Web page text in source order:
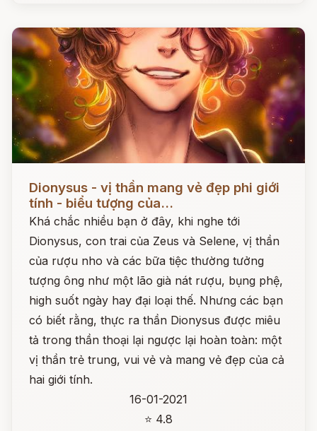
Dionysus - vị thần mang vẻ đẹp phi giới
tính - biểu tượng của...
Khá chắc nhiều bạn ở đây, khi nghe tới
Dionysus, con trai của Zeus và Selene, vị thần
của rượu nho và các bữa tiệc thường tưởng
tượng ông như một lão già nát rượu, bụng phệ,
high suốt ngày hay đại loại thế. Nhưng các bạn
có biết rằng, thực ra thần Dionysus được miêu
tả trong thần thoại lại ngược lại hoàn toàn: một
vị thần trẻ trung, vui vẻ và mang vẻ đẹp của cả
hai giới tính.
16-01-2021
⭐ 4.8